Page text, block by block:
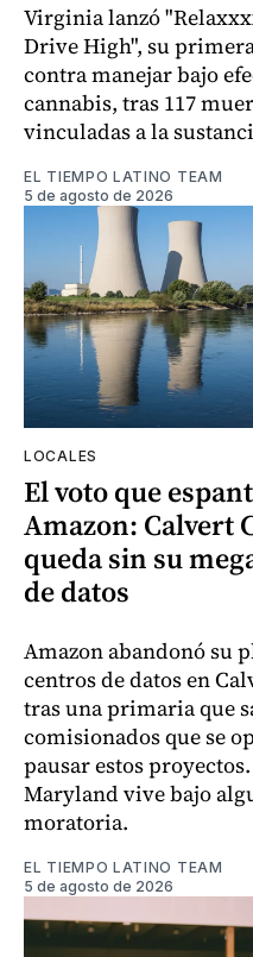
Virginia lanzó
Drive High", su
contra manejar bajo
cannabis, tras 117
vinculadas a la
EL TIEMPO LATINO TEAM
5 de agosto de 2026
LOCALES
El voto que
Amazon: Calvert
queda sin su
de datos
Amazon abandonó su
centros de datos en
tras una primaria que
comisionados que se
pausar estos
Maryland vive bajo
moratoria.
EL TIEMPO LATINO TEAM
5 de agosto de 2026